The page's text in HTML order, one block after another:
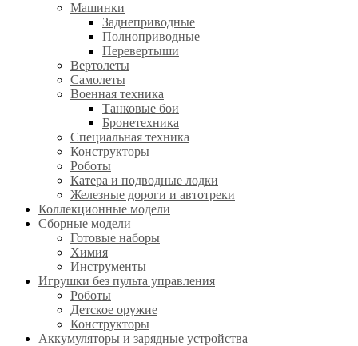
Машинки
Заднеприводные
Полноприводные
Перевертыши
Вертолеты
Самолеты
Военная техника
Танковые бои
Бронетехника
Специальная техника
Конструкторы
Роботы
Катера и подводные лодки
Железные дороги и автотреки
Коллекционные модели
Сборные модели
Готовые наборы
Химия
Инструменты
Игрушки без пульта управления
Роботы
Детское оружие
Конструкторы
Аккумуляторы и зарядные устройства